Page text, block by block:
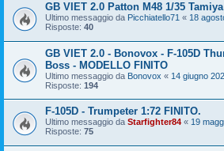
GB VIET 2.0 Patton M48 1/35 Tamiya
Ultimo messaggio da Picchiatello71 « 18
Risposte: 40
GB VIET 2.0 - Bonovox - F-105D
Boss - MODELLO FINITO
Ultimo messaggio da Bonovox « 14 giugno
Risposte: 194
F-105D - Trumpeter 1:72 FINITO.
Ultimo messaggio da Starfighter84 « 19
Risposte: 75